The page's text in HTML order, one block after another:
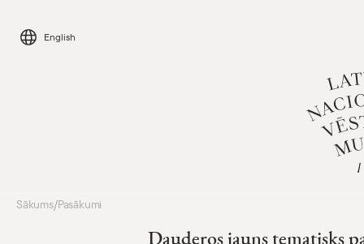
content
English
Apmeklēt
Sākums/Pasākumi
Dauderos jauns tematisks